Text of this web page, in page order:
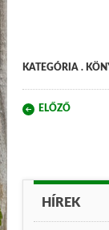
KATEGÓRIA .
Post
ELŐZŐ
HÍREK